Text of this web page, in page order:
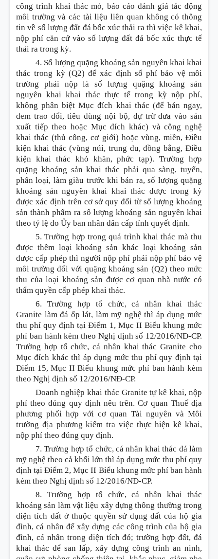
công trình khai thác mỏ, báo cáo đánh giá tác động
môi trường và các tài liệu liên quan không có thông
tin về số lượng đất đá bốc xúc thải ra thì việc kê khai,
nộp phí căn cứ vào số lượng đất đá bốc xúc thực tế
thải ra trong kỳ.
4. Số lượng quặng khoáng sản nguyên khai khai
thác trong kỳ (Q2) đểxác định số phí bảo vệ môi
trường phải nộp là số lượng quặng khoáng sản
nguyên khai khai thác thực tế trong kỳ nộp phí,
không phân biệt Mục đích khai thác (để bán ngay,
đem trao đổi, tiêu dùng nội bộ, dự trữ đưa vào sản
xuất tiếp theo hoặc Mục đích khác) và công nghệ
khai thác (thủ công, cơ giới) hoặc vùng, miền, Điều
kiện khai thác (vùng núi, trung du, đồng bằng, Điều
kiện khai thác khó khăn, phức tạp). Trường hợp
quặng khoáng sản khai thác phải qua sàng, tuyển,
phân loại, làm giàu trước khi bán ra, số lượng quặng
khoáng sản nguyên khai khai thác được trong kỳ
được xác định trên cơ sở quy đổi từ số lượng khoáng
sản thành phẩm ra số lượng khoáng sản nguyên khai
theo tỷ lệ do Ủy ban nhân dân cấp tỉnh quyết định.
5. Trường hợp trong quá trình khai thác mà thu
được thêm loại khoáng sản khác loại khoáng sản
được cấp phép thì người nộp phí phải nộp phí bảo vệ
môi trường đối với quặng khoáng sản (Q2) theo mức
thu của loại khoáng sản được cơ quan nhà nước có
thẩm quyền cấp phép khai thác.
6. Trường hợp tổ chức, cá nhân khai thác
Granite làm đá ốp lát, làm mỹ nghệ thì áp dụng mức
thu phí quy định tại Điểm 1, Mục II Biểu khung mức
phí ban hành kèm theo Nghị định số 12/2016/NĐ-CP.
Trường hợp tổ chức, cá nhân khai thác Granite cho
Mục đích khác thì áp dụng mức thu phí quy định tại
Điểm 15, Mục II Biểu khung mức phí ban hành kèm
theo Nghị định số 12/2016/NĐ-CP.
Doanh nghiệp khai thác Granite tự kê khai, nộp
phí theo đúng quy định nêu trên. Cơ quan Thuế địa
phương phối hợp với cơ quan Tài nguyên và Môi
trường địa phương kiểm tra việc thực hiện kê khai,
nộp phí theo đúng quy định.
7. Trường hợp tổ chức, cá nhân khai thác đá làm
mỹ nghệ theo cả khối lớn thì áp dụng mức thu phí quy
định tại Điểm 2, Mục II Biểu khung mức phí ban hành
kèm theo Nghị định số 12/2016/NĐ-CP.
8. Trường hợp tổ chức, cá nhân khai thác
khoáng sản làm vật liệu xây dựng thông thường trong
diện tích đất ở thuộc quyền sử dụng đất của hộ gia
đình, cá nhân để xây dựng các công trình của hộ gia
đình, cá nhân trong diện tích đó; trường hợp đất, đá
khai thác để san lấp, xây dựng công trình an ninh,